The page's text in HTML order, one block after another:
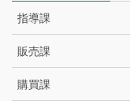
指導課
販売課
購買課